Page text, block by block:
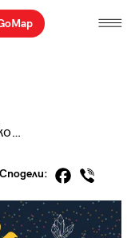
Сподели: